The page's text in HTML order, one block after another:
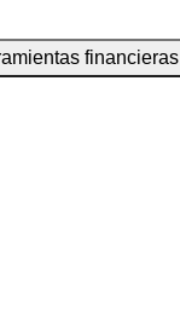
financieras